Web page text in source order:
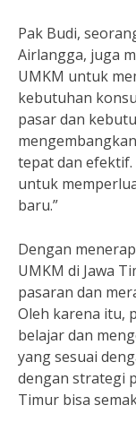
Pak Budi,
Airlangga, juga
UMKM untuk
kebutuhan
pasar dan
tepat dan efektif.
untuk
baru.”
Dengan
UMKM di Jawa
pasaran dan
Oleh karena itu,
belajar dan
yang sesuai
dengan strategi
Timur bisa